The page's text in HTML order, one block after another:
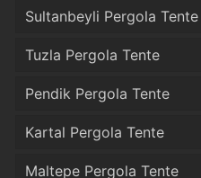
Sultanbeyli Pergola Tente
Tuzla Pergola Tente
Pendik Pergola Tente
Kartal Pergola Tente
Maltepe Pergola Tente